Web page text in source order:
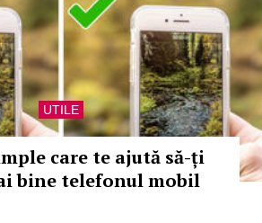
UTILE
care te ajută să-ți
bine telefonul mobil